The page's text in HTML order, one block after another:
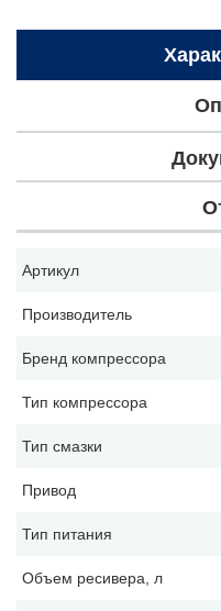
Артикул
Производитель
Бренд компрессора
Тип компрессора
Тип смазки
Привод
Тип питания
Объем ресивера, л